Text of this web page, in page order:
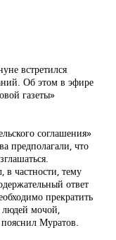
встретился
Об этом в эфире
газеты»
соглашения»
предполагали, что
в частности, тему
ответ
прекратить
людей мочой,
Муратов.